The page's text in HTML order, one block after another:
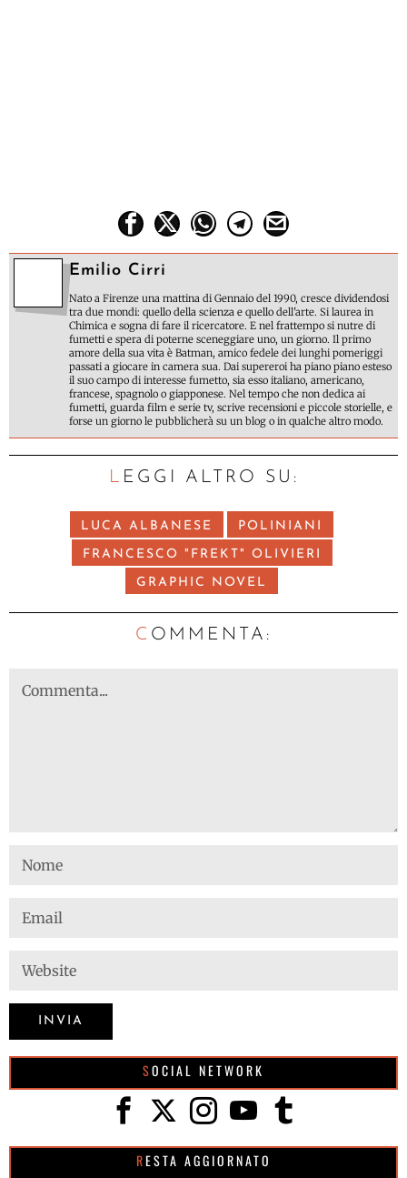
Emilio Cirri
Nato a Firenze una mattina di Gennaio del 1990, cresce dividendosi
tra due mondi: quello della scienza e quello dell'arte. Si laurea in
Chimica e sogna di fare il ricercatore. E nel frattempo si nutre di
fumetti e spera di poterne sceneggiare uno, un giorno. Il primo
amore della sua vita è Batman, amico fedele dei lunghi pomeriggi
passati a giocare in camera sua. Dai supereroi ha piano piano esteso
il suo campo di interesse fumetto, sia esso italiano, americano,
francese, spagnolo o giapponese. Nel tempo che non dedica ai
fumetti, guarda film e serie tv, scrive recensioni e piccole storielle, e
forse un giorno le pubblicherà su un blog o in qualche altro modo.
LEGGI ALTRO SU:
LUCA ALBANESE POLINIANI
FRANCESCO "FREKT" OLIVIERI
GRAPHIC NOVEL
C OMMENTA:
SOCIAL NETWORK
RESTA AGGIORNATO